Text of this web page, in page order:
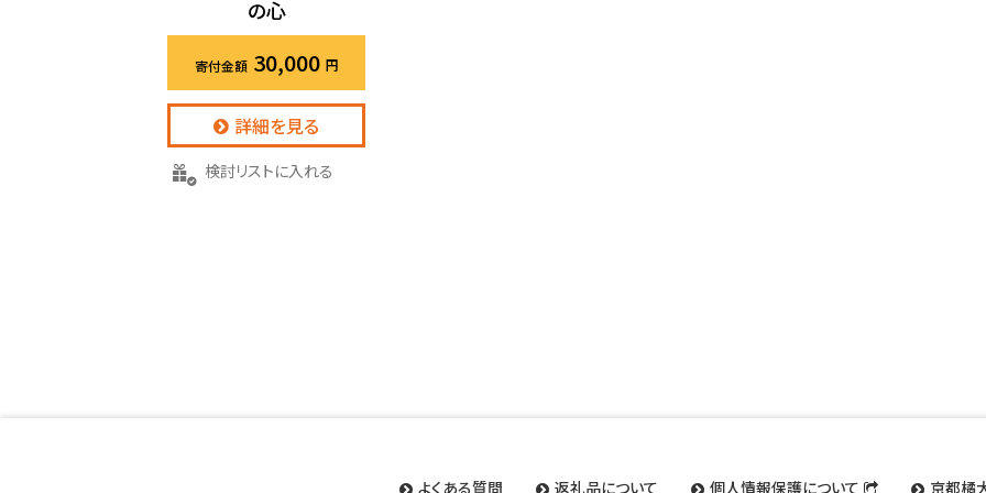
の心
30,000
詳細を見る
検討リストに入れる
よくある質問
返礼品について 個人情報保護について 京都橘